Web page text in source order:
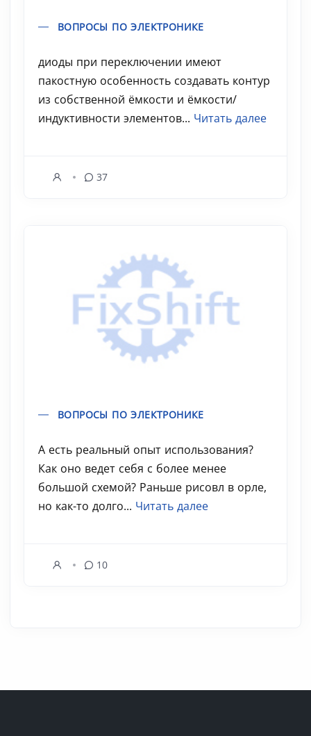
ВОПРОСЫ ПО ЭЛЕКТРОНИКЕ
диоды при переключении имеют
пакостную особенность создавать контур
из собственной ёмкости и ёмкости/
индуктивности элементов... Читать далее
37
ВОПРОСЫ ПО ЭЛЕКТРОНИКЕ
А есть реальный опыт использования?
Как оно ведет себя с более менее
большой схемой? Раньше рисовл в орле,
но как-то долго... Читать далее
10